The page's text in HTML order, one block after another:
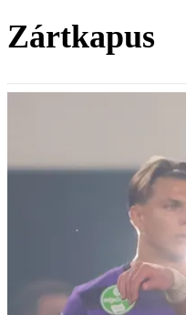
Zártkapus